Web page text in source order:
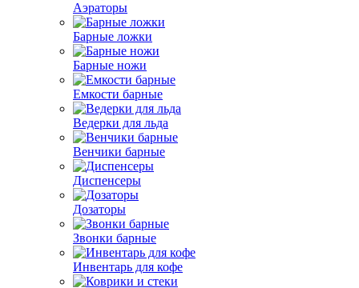
Аэраторы
Барные ложки
Барные ножи
Емкости барные
Ведерки для льда
Венчики барные
Диспенсеры
Дозаторы
Звонки барные
Инвентарь для кофе